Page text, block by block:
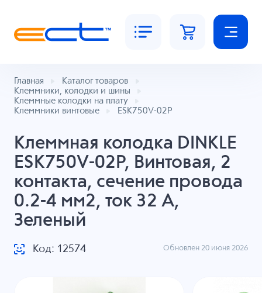
Главная
Каталог товаров
Клеммники, колодки и шины
Клеммные колодки на плату
Клеммники винтовые
ESK750V-02P
Клеммная колодка DINKLE
ESK750V-02P, Винтовая, 2
контакта, сечение провода
0.2-4 мм2, ток 32 A,
Зеленый
Код: 12574 Обновлен 20 июня 2026